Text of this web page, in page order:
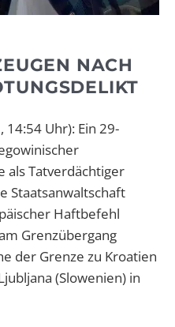
NACH
14:54 Uhr): Ein 29-
als Tatverdächtiger
Staatsanwaltschaft
Haftbefehl
Grenzübergang
der Grenze zu Kroatien
(Slowenien) in